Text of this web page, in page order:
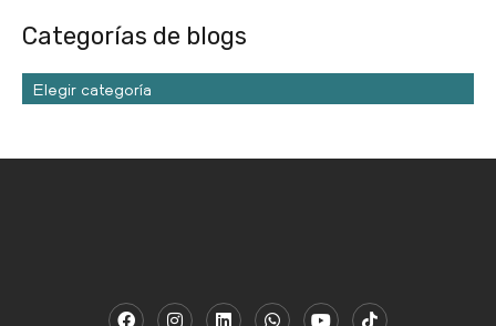
Categorías de blogs
Elegir categoría